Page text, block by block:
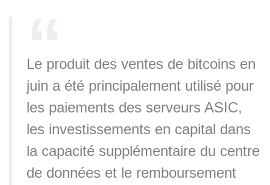
Le produit des ventes de bitcoins en
juin a été principalement utilisé pour
les paiements des serveurs ASIC,
les investissements en capital dans
la capacité supplémentaire du centre
de données et le remboursement